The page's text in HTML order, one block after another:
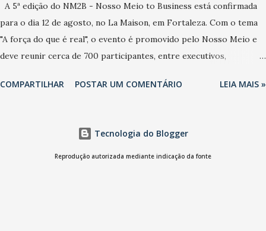
A 5ª edição do NM2B - Nosso Meio to Business está confirmada
para o dia 12 de agosto, no La Maison, em Fortaleza. Com o tema
"A força do que é real", o evento é promovido pelo Nosso Meio e
deve reunir cerca de 700 participantes, entre executivos,
Desde 2022, o NM2B consolidou-se como um dos principais
Banco do Nordeste, LinkedIn, VISA, Grupo 3corações, TikTok e M.
Dias Branco. A nova edição chega em um momento em que
COMPARTILHAR POSTAR UM COMENTÁRIO LEIA MAIS »
Tecnologia do Blogger
Reprodução autorizada mediante indicação da fonte